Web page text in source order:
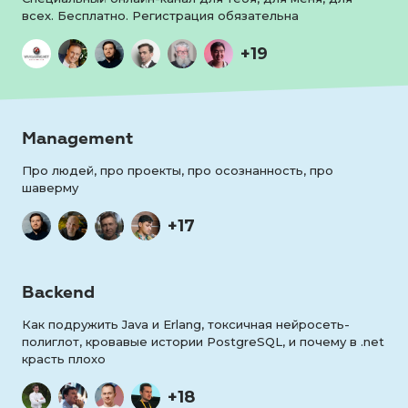
всех. Бесплатно. Регистрация обязательна
+19
Management
Про людей, про проекты, про осознанность, про
шаверму
+17
Backend
Как подружить Java и Erlang, токсичная нейросеть-
полиглот, кровавые истории PostgreSQL, и почему в .net
красть плохо
+18